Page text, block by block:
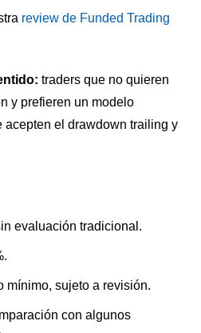
review de Funded Trading
traders que no quieren
y prefieren un modelo
acepten el drawdown trailing y
evaluación tradicional.
mínimo, sujeto a revisión.
con algunos